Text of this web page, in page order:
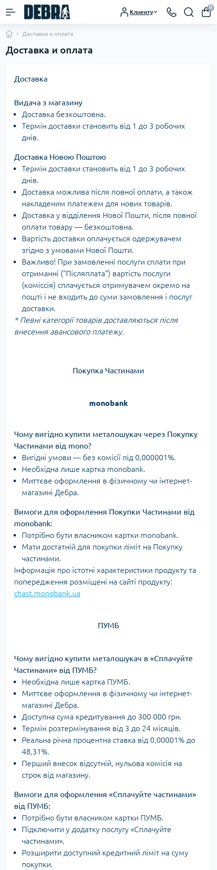
Клиенту
0
Доставка и оплата
Доставка и оплата
Доставка
Видача з магазину
Доставка безкоштовна.
Термін доставки становить від 1 до 3 робочих
днів.
Доставка Новою Поштою
Термін доставки становить від 1 до 3 робочих
днів.
Доставка можлива після повної оплати, а також
накладеним платежем для нових товарів.
Доставка у відділення Нової Пошти, після повної
оплати товару — безкоштовна.
Вартість доставки оплачується одержувачем
згідно з умовами Нової Пошти.
Важливо! При замовленні послуги сплати при
отриманні ("Післяплата") вартість послуги
(коміссія) сплачується отримувачем окремо на
пошті і не входить до суми замовлення і послуг
доставки.
* Певні категорії товарів доставляються після
внесення авансового платежу.
Покупка Частинами
monobank
Чому вигідно купити металошукач через Покупку
Частинами від mono?
Вигідні умови — без комісії під 0,000001%.
Необхідна лише картка monobank.
Миттєве оформлення в фізичному чи інтернет-
магазині Дебра.
Вимоги для оформлення Покупки Частинами від
monobank:
Потрібно бути власником картки monobank.
Мати достатній для покупки ліміт на Покупку
частинами.
Інформація про істотні характеристики продукту та
попередження розміщені на сайті продукту:
chast.monobank.ua
ПУМБ
Чому вигідно купити металошукач в «Сплачуйте
Частинами» від ПУМБ?
Необхідна лише картка ПУМБ.
Миттєве оформлення в фізичному чи інтернет-
магазині Дебра.
Доступна сума кредитування до 300 000 грн.
Термін розтермінування від 3 до 24 місяців.
Реальна річна процентна ставка від 0,00001% до
48,31%.
Перший внесок відсутній, нульова комісія на
строк від магазину.
Вимоги для оформлення «Сплачуйте частинами»
від ПУМБ:
Потрібно бути власником картки ПУМБ.
Підключити у додатку послугу «Сплачуйте
частинами».
Розширити доступний кредитний ліміт на суму
покупки.